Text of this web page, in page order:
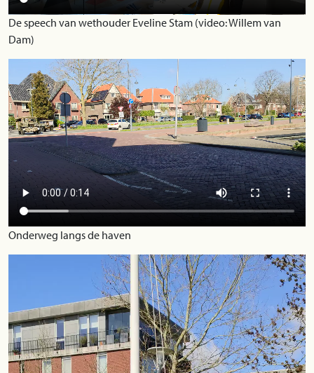
De speech van wethouder Eveline Stam (video: Willem van
Dam)
Onderweg langs de haven